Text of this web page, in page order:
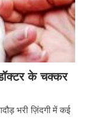
के चक्कर
भरी ज़िंदगी में कई